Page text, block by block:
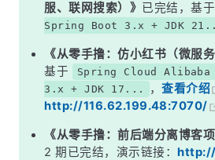
mandatory 处理路由失败
本地消息表：终极兜底
常见误区
常见面试变体
服、联网搜索）》 已完结，基于
Spring Boot 3.x + JDK
《从零手撸：仿小红书（微服
基于
Spring Cloud
3.x + JDK 17...
，查看介绍
http://116.62.199.48:7070/
《从零手撸：前后端分离博客
2 期已完结，演示链接：